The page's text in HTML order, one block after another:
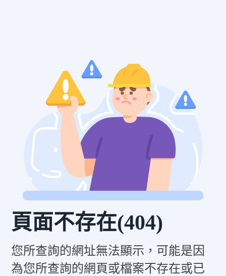
頁面不存在(404)
您所查詢的網址無法顯示，可能是因
為您所查詢的網頁或檔案不存在或已